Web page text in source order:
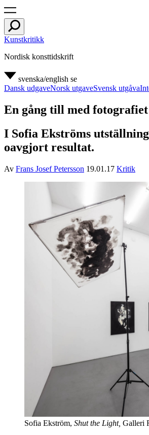
Kunstkritikk
Nordisk konsttidskrift
svenska/english se
Dansk udgaveNorsk utgaveSvensk utgåva
En gång till med fotografiet
I Sofia Ekströms
oavgjort resultat.
Av Frans Josef Petersson 19.01.17 Kritik
Sofia Ekström, Shut the Light, Galleri